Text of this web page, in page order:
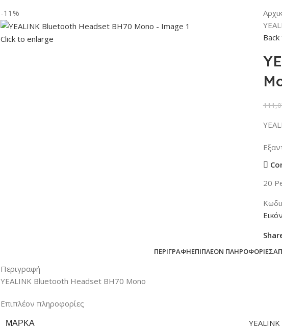
-11%
Click to enlarge
20
ΠΕΡΙΓΡΑΦΉΕΠΙΠΛΈΟΝ ΠΛΗΡΟΦΟΡΊΕΣ
Περιγραφή
YEALINK Bluetooth Headset BH70 Mono
Επιπλέον πληροφορίες
ΜΆΡΚΑ
YEALINK